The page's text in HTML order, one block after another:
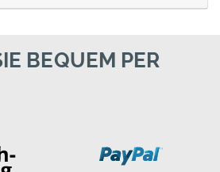
BEQUEM PER